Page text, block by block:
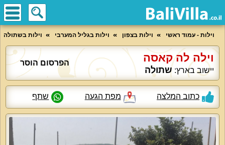
וילות - עמוד ראשי וילות בצפון וילות בגליל המערבי וילות בשתולה
וילה לה קאסה
יישוב בארץ: שתולה
הפרסום הוסר
כתוב המלצה מפת הגעה שתף